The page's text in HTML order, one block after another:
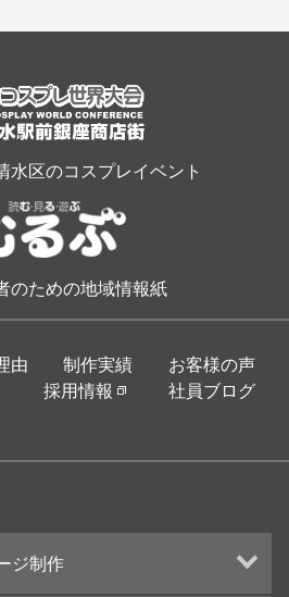
水区のコスプレイベント
のための地域情報紙
由 制作実績
お客様の声
採用情報
社員ブログ
ジ制作